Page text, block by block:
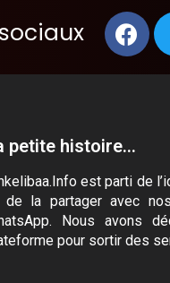
petite histoire...
est parti de
la partager avec
Nous avons
pour sortir des